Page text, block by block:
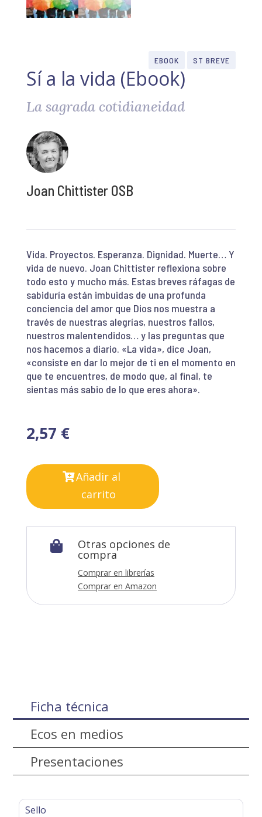
EBOOK ST BREVE
Sí a la vida (Ebook)
La sagrada cotidianeidad
Joan Chittister OSB
Vida. Proyectos. Esperanza. Dignidad. Muerte… Y
vida de nuevo. Joan Chittister reflexiona sobre
todo esto y mucho más. Estas breves ráfagas de
sabiduría están imbuidas de una profunda
conciencia del amor que Dios nos muestra a
través de nuestras alegrías, nuestros fallos,
nuestros malentendidos… y las preguntas que
nos hacemos a diario. «La vida», dice Joan,
«consiste en dar lo mejor de ti en el momento en
que te encuentres, de modo que, al final, te
sientas más sabio de lo que eres ahora».
2,57 €
Añadir al
carrito
 Otras opciones de
compra
Comprar en librerías
Comprar en Amazon
Ficha técnica
Ecos en medios
Presentaciones
Sello